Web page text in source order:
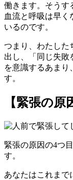
働きます。そうす
血流と呼吸は早く
いるのです。
つまり、 わたした
出し、
「 同じ失敗
を意識するあまり
す。
【緊張の
緊張の原因の4つ
す。
あなたはこれまで